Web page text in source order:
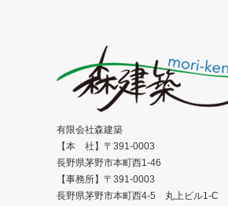
有限会社森建築
【本 社】〒391-0003
長野県茅野市本町西1-46
【事務所】〒391-0003
長野県茅野市本町西4-5 丸上ビル1-C